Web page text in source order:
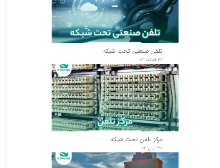
تلفن صنعتی تحت شبکه
۲۶ اسفند ۰۲
مرکز تلفن تحت شبکه
۳۰ آبان ۰۲